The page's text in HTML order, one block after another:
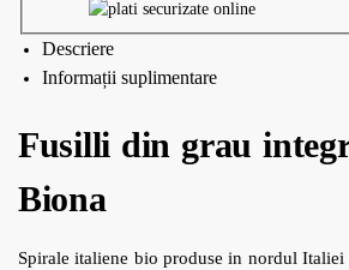
Descriere
Informații suplimentare
Fusilli din grau
Biona
Spirale italiene bio produse in nordul